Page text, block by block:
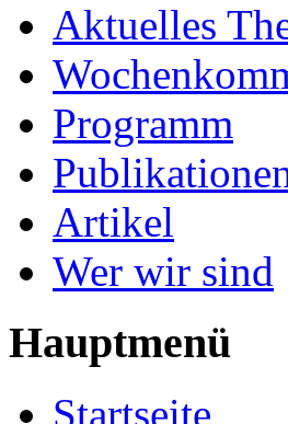
Aktuelles
Programm
Artikel
Wer wir sind
Hauptmenü
Startseite